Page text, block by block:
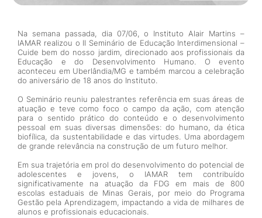
Na semana passada, dia 07/06, o Instituto Alair Martins –
IAMAR realizou o II Seminário de Educação Interdimensional –
Cuide bem do nosso jardim, direcionado aos profissionais da
Educação e do Desenvolvimento Humano. O evento
aconteceu em Uberlândia/MG e também marcou a celebração
do aniversário de 18 anos do Instituto.
O Seminário reuniu palestrantes referência em suas áreas de
atuação e teve como foco o campo da ação, com atenção
para o sentido prático do conteúdo e o desenvolvimento
pessoal em suas diversas dimensões: do humano, da ética
biofílica, da sustentabilidade e das virtudes. Uma abordagem
de grande relevância na construção de um futuro melhor.
Em sua trajetória em prol do desenvolvimento do potencial de
adolescentes e jovens, o IAMAR tem contribuído
significativamente na atuação da FDG em mais de 800
escolas estaduais de Minas Gerais, por meio do Programa
Gestão pela Aprendizagem, impactando a vida de milhares de
alunos e profissionais educacionais.